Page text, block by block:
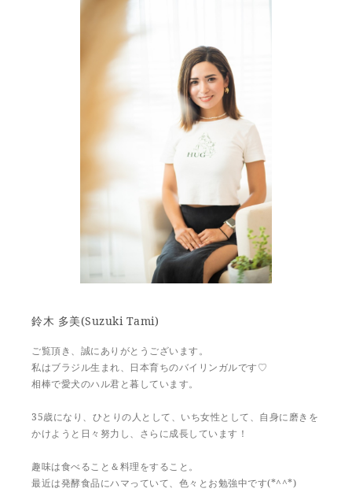
鈴木 多美(Suzuki Tami)
ご覧頂き、誠にありがとうございます。
私はブラジル生まれ、日本育ちのバイリンガルです♡
相棒で愛犬のハル君と暮しています。
35歳になり、ひとりの人として、いち女性として、自身に磨きを
かけようと日々努力し、さらに成長しています！
趣味は食べること＆料理をすること。
最近は発酵食品にハマっていて、色々とお勉強中です(*^^*)